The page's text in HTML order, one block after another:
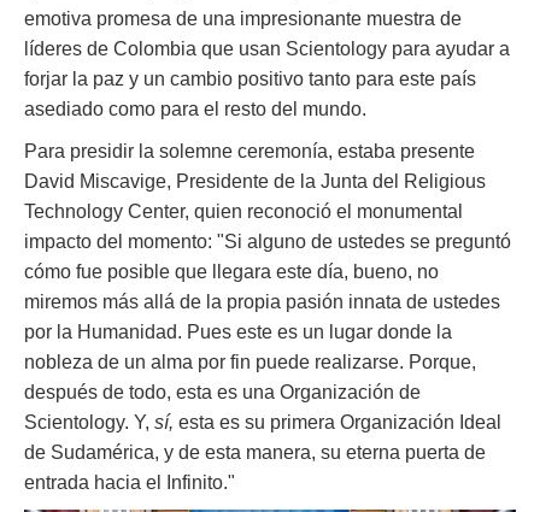
emotiva promesa de una impresionante muestra de
líderes de Colombia que usan Scientology para ayudar a
forjar la paz y un cambio positivo tanto para este país
asediado como para el resto del mundo.
Para presidir la solemne ceremonía, estaba presente
David Miscavige, Presidente de la Junta del Religious
Technology Center, quien reconoció el monumental
impacto del momento: "Si alguno de ustedes se preguntó
cómo fue posible que llegara este día, bueno, no
miremos más allá de la propia pasión innata de ustedes
por la Humanidad. Pues este es un lugar donde la
nobleza de un alma por fin puede realizarse. Porque,
después de todo, esta es una Organización de
Scientology. Y, sí, esta es su primera Organización Ideal
de Sudamérica, y de esta manera, su eterna puerta de
entrada hacia el Infinito."